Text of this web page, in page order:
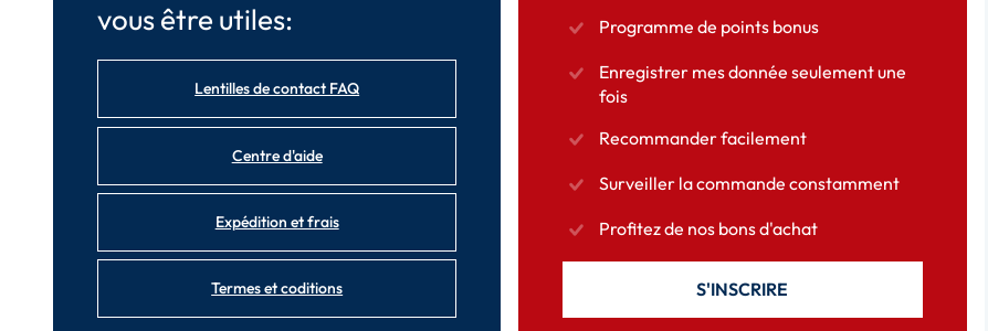
vous être utiles:
Lentilles de contact FAQ
Centre d'aide
Expédition et frais
Termes et coditions
Programme de points bonus
Enregistrer mes donnée seulement une
fois
Recommander facilement
Surveiller la commande constamment
Profitez de nos bons d'achat
S'INSCRIRE